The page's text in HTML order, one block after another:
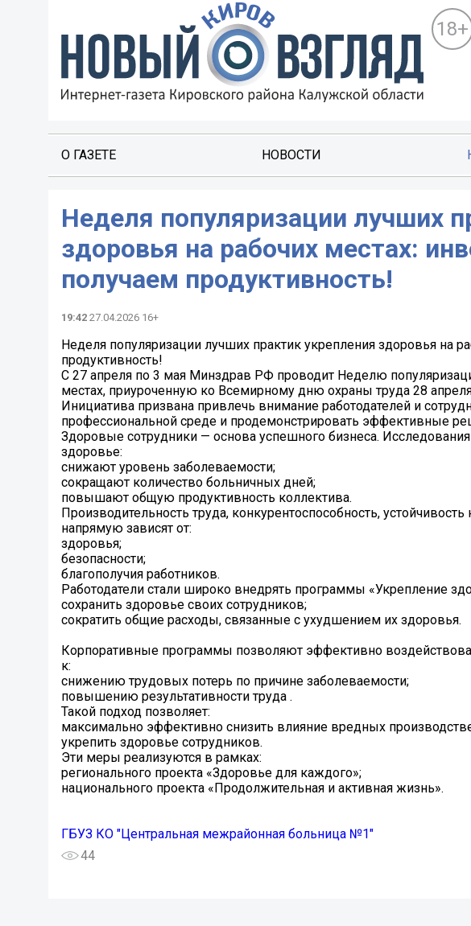
18+
О ГАЗЕТЕ НОВОСТИ
Неделя популяризации лучших
здоровья на рабочих местах:
получаем продуктивность!
19:42 27.04.2026 16+
Неделя популяризации лучших практик укрепления здоровья на
продуктивность!
С 27 апреля по 3 мая Минздрав РФ проводит Неделю
местах, приуроченную ко Всемирному дню охраны труда 28
Инициатива призвана привлечь внимание работодателей и
профессиональной среде и продемонстрировать эффективные
Здоровые сотрудники — основа успешного бизнеса.
здоровье:
снижают уровень заболеваемости;
сокращают количество больничных дней;
повышают общую продуктивность коллектива.
Производительность труда, конкурентоспособность,
напрямую зависят от:
здоровья;
безопасности;
благополучия работников.
Работодатели стали широко внедрять программы «Укрепление
сохранить здоровье своих сотрудников;
сократить общие расходы, связанные с ухудшением их здоровья.
Корпоративные программы позволяют эффективно
к:
снижению трудовых потерь по причине заболеваемости;
повышению результативности труда .
Такой подход позволяет:
максимально эффективно снизить влияние вредных
укрепить здоровье сотрудников.
Эти меры реализуются в рамках:
регионального проекта «Здоровье для каждого»;
национального проекта «Продолжительная и активная жизнь».
ГБУЗ КО "Центральная межрайонная больница №1"
44